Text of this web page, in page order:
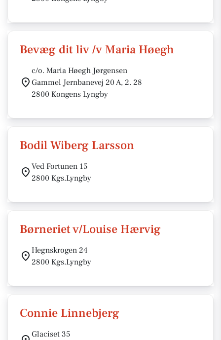
Bevæg dit liv /v Maria Høegh
c/o. Maria Høegh Jørgensen
Gammel Jernbanevej 20 A, 2. 28
2800 Kongens Lyngby
Bodil Wiberg Larsson
Ved Fortunen 15
2800 Kgs.Lyngby
Børneriet v/Louise Hærvig
Hegnskrogen 24
2800 Kgs.Lyngby
Connie Linnebjerg
Glaciset 35